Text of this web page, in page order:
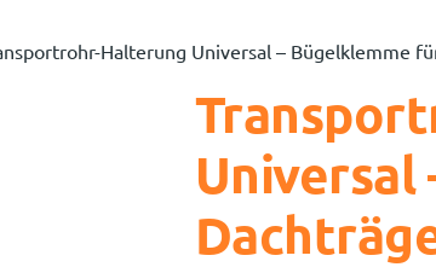
Halterung Universal – Bügelklemme
Universal